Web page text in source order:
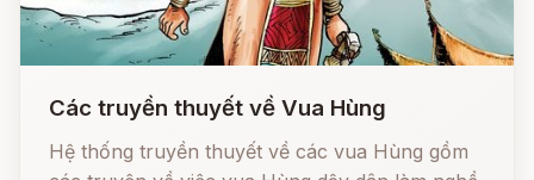
Các truyền thuyết về Vua Hùng
Hệ thống truyền thuyết về các vua Hùng gồm